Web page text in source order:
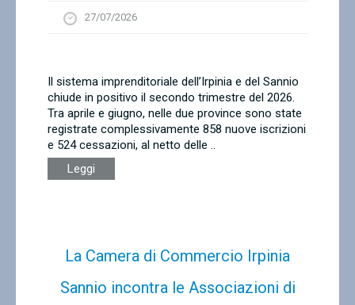
27/07/2026
Il sistema imprenditoriale dell’Irpinia e del Sannio
chiude in positivo il secondo trimestre del 2026.
Tra aprile e giugno, nelle due province sono state
registrate complessivamente 858 nuove iscrizioni
e 524 cessazioni, al netto delle ..
Leggi
La Camera di Commercio Irpinia
Sannio incontra le Associazioni di